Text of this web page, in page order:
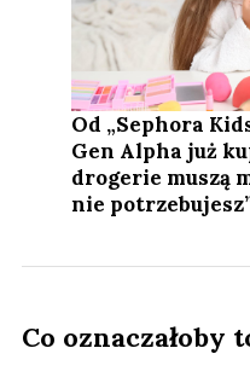
Od „Sephora
Gen Alpha już
drogerie muszą
nie
Co oznaczałoby